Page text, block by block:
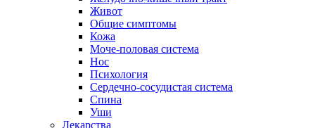
Живот
Общие симптомы
Кожа
Моче-половая система
Нос
Психология
Сердечно-сосудистая система
Спина
Уши
Лекарства